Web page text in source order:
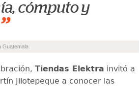
cómputo y
”
Guatemala.
Tiendas Elektra invitó a
Jilotepeque a conocer las